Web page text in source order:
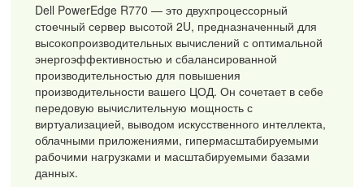
Dell PowerEdge R770 — это двухпроцессорный
стоечный сервер высотой 2U, предназначенный для
высокопроизводительных вычислений с оптимальной
энергоэффективностью и сбалансированной
производительностью для повышения
производительности вашего ЦОД. Он сочетает в себе
передовую вычислительную мощность с
виртуализацией, выводом искусственного интеллекта,
облачными приложениями, гипермасштабируемыми
рабочими нагрузками и масштабируемыми базами
данных.